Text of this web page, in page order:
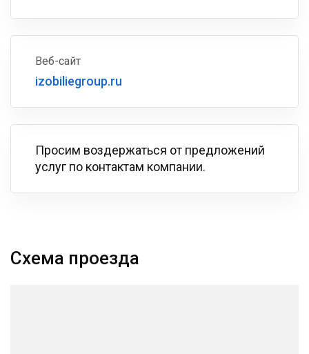
Веб-сайт
izobiliegroup.ru
Просим воздержаться от предложений
услуг по контактам компании.
Схема проезда